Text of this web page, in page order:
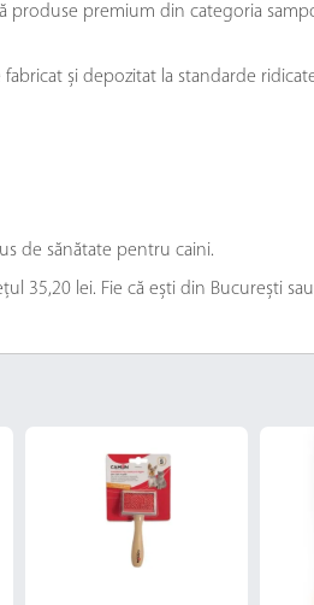
produse premium din categoria
și depozitat la standarde
de sănătate pentru caini.
35,20 lei. Fie că ești din București